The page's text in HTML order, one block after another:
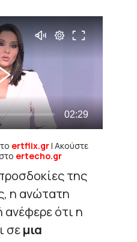
ertflix.gr| Ακούστε
ertecho.gr
της
η ανώτατη
ότι η
σεμια